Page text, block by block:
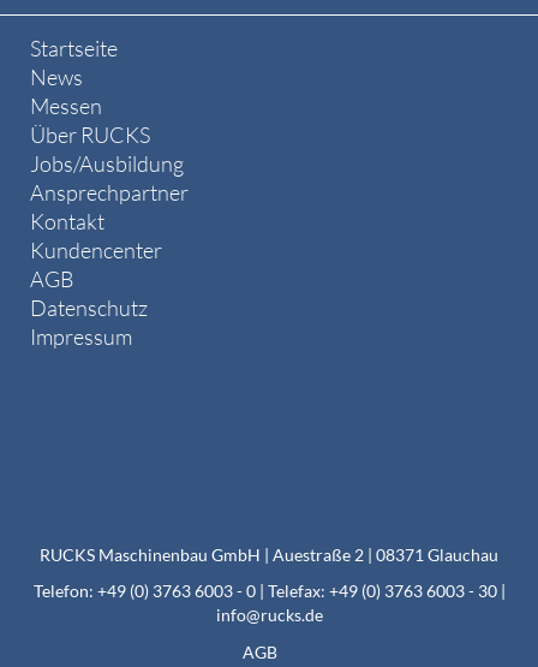
Startseite
News
Messen
Über RUCKS
Jobs/Ausbildung
Ansprechpartner
Kontakt
Kundencenter
AGB
Datenschutz
Impressum
RUCKS Maschinenbau GmbH | Auestraße 2 | 08371 Glauchau
Telefon: +49 (0) 3763 6003 - 0 | Telefax: +49 (0) 3763 6003 - 30 |
info@rucks.de
AGB